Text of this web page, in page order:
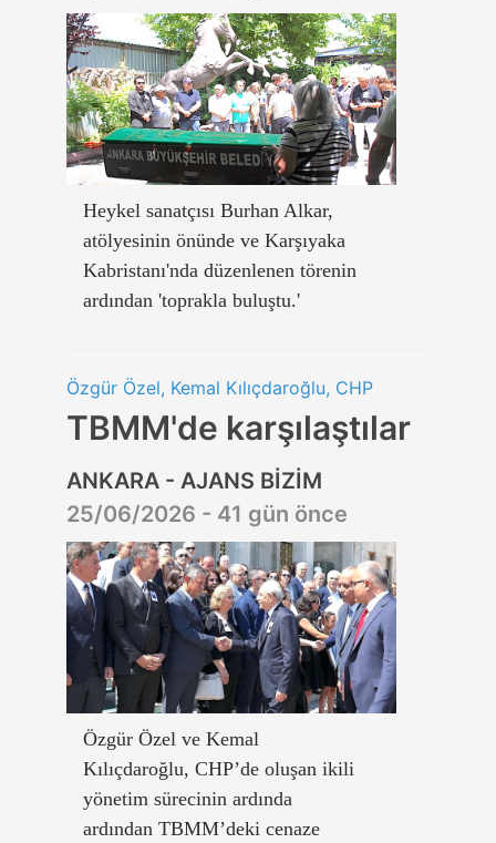
Heykel sanatçısı Burhan Alkar,
atölyesinin önünde ve Karşıyaka
Kabristanı'nda düzenlenen törenin
ardından 'toprakla buluştu.'
Özgür Özel, Kemal Kılıçdaroğlu, CHP
TBMM'de karşılaştılar
ANKARA - AJANS BİZİM
25/06/2026 - 41 gün önce
Özgür Özel ve Kemal
Kılıçdaroğlu, CHP’de oluşan ikili
yönetim sürecinin ardında
ardından TBMM’deki cenaze